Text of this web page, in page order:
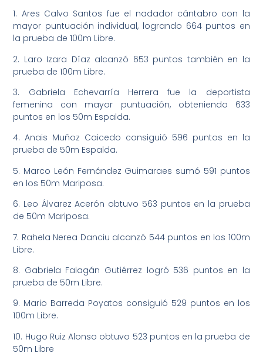
1. Ares Calvo Santos fue el nadador cántabro con la
mayor puntuación individual, logrando 664 puntos en
la prueba de 100m Libre.
2. Laro Izara Díaz alcanzó 653 puntos también en la
prueba de 100m Libre.
3. Gabriela Echevarría Herrera fue la deportista
femenina con mayor puntuación, obteniendo 633
puntos en los 50m Espalda.
4. Anais Muñoz Caicedo consiguió 596 puntos en la
prueba de 50m Espalda.
5. Marco León Fernández Guimaraes sumó 591 puntos
en los 50m Mariposa.
6. Leo Álvarez Acerón obtuvo 563 puntos en la prueba
de 50m Mariposa.
7. Rahela Nerea Danciu alcanzó 544 puntos en los 100m
Libre.
8. Gabriela Falagán Gutiérrez logró 536 puntos en la
prueba de 50m Libre.
9. Mario Barreda Poyatos consiguió 529 puntos en los
100m Libre.
10. Hugo Ruiz Alonso obtuvo 523 puntos en la prueba de
50m Libre